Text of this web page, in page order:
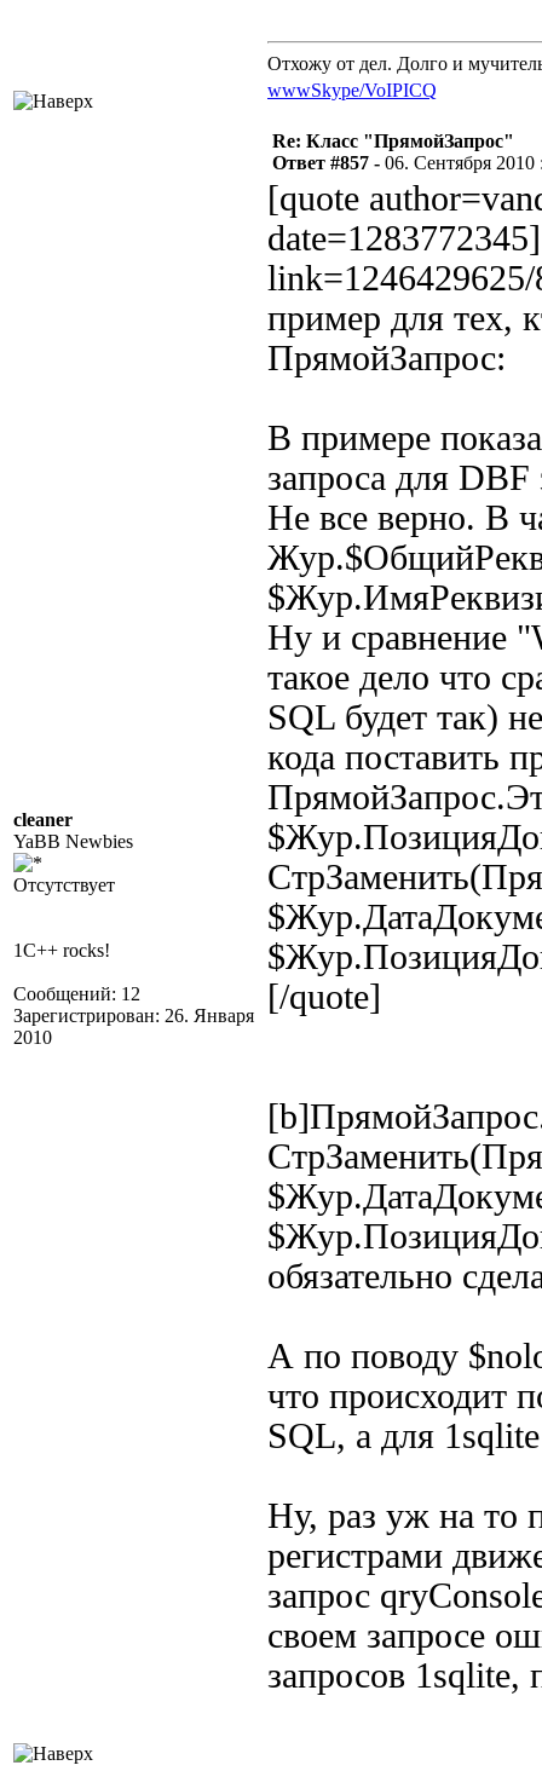
Отхожу от дел. Долго и
wwwSkype/VoIPICQ
cleaner
YaBB Newbies
Отсутствует
1C++ rocks!
Сообщений: 12
Зарегистрирован: 26. Января
2010
Re: Класс "ПрямойЗапрос"
Ответ #857 - 06. Сентября 2010
[quote
пример для тех,
ПрямойЗапрос:
В примере
запроса для
Не все верно. В
Ну и сравнение
такое дело что
SQL будет так)
кода поставить
[/quote]
обязательно
А по поводу
что происходит
SQL, а для
Ну, раз уж на то
регистрами
запрос
своем запросе
запросов 1sqlite,